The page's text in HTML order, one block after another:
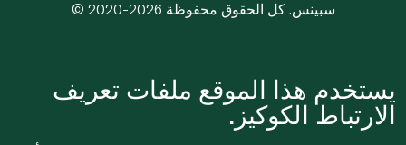
© 2020-2026 سبينس. كل الحقوق محفوظة
يستخدم هذا الموقع ملفات تعريف
الارتباط الكوكيز.